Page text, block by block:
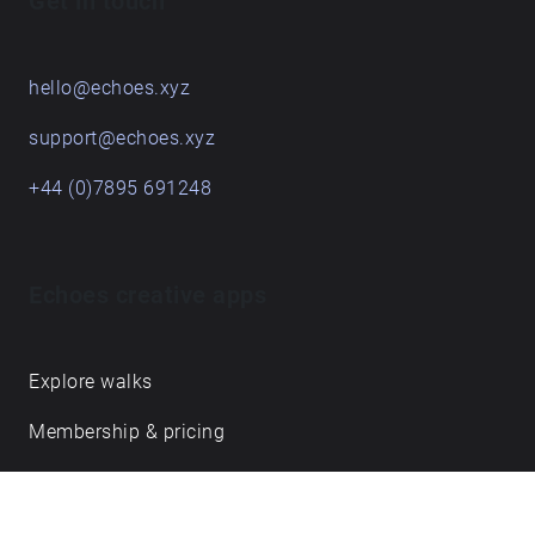
ποίηση αλλάζει τον τρόπο που ακούμε την πόλη.
hello@echoes.xyz
support@echoes.xyz
+44 (0)7895 691248
Explore walks
Membership & pricing